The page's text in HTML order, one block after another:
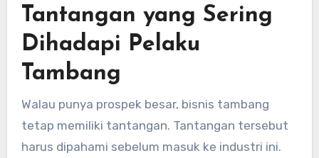
Tantangan yang Sering
Dihadapi Pelaku
Tambang
Walau punya prospek besar, bisnis tambang
tetap memiliki tantangan. Tantangan tersebut
harus dipahami sebelum masuk ke industri ini.